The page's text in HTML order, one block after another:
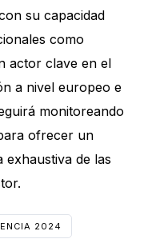
su capacidad
como
actor clave en el
a nivel europeo e
monitoreando
ofrecer un
exhaustiva de las
2024